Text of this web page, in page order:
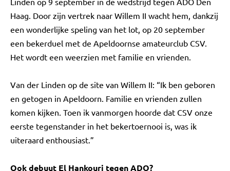
Haag. Door zijn vertrek naar Willem II wacht hem, dankzij
een wonderlijke speling van het lot, op 20 september
een bekerduel met de Apeldoornse amateurclub CSV.
Het wordt een weerzien met familie en vrienden.
Van der Linden op de site van Willem II: “Ik ben geboren
en getogen in Apeldoorn. Familie en vrienden zullen
komen kijken. Toen ik vanmorgen hoorde dat CSV onze
eerste tegenstander in het bekertoernooi is, was ik
uiteraard enthousiast.”
Ook debuut El Hankouri tegen ADO?